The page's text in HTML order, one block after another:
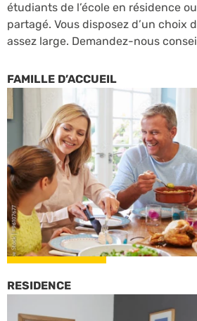
étudiants de l’école en résidence
partagé. Vous disposez d’un choix
assez large. Demandez-nous
FAMILLE D’ACCUEIL
RESIDENCE